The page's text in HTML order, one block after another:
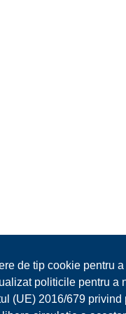
de tip cookie pentru
politicile pentru
(UE) 2016/679
HOME